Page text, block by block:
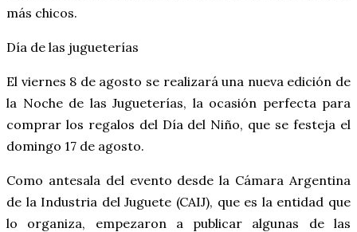
más chicos.
Día de las jugueterías
El viernes 8 de agosto se realizará una nueva edición de
la Noche de las Jugueterías, la ocasión perfecta para
comprar los regalos del Día del Niño, que se festeja el
domingo 17 de agosto.
Como antesala del evento desde la Cámara Argentina
de la Industria del Juguete (CAIJ), que es la entidad que
lo organiza, empezaron a publicar algunas de las